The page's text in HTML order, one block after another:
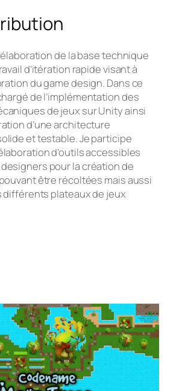
de la base technique
d’itération rapide visant à
du game design. Dans ce
de l’implémentation des
de jeux sur Unity ainsi
d’une architecture
et testable. Je participe
d’outils accessibles
pour la création de
être récoltées mais aussi
différents plateaux de jeux